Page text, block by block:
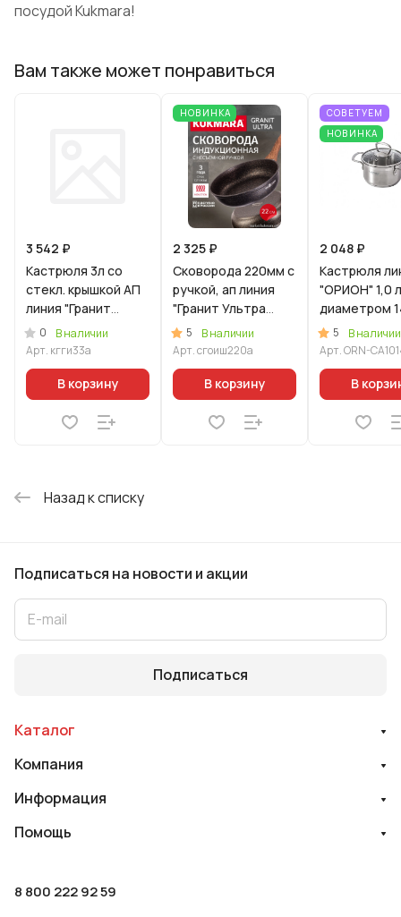
посудой Kukmara!
Вам также может понравиться
3 542 ₽
Кастрюля 3л со
стекл. крышкой АП
линия "Гранит
Ультра
Индукционная"
0
В наличии
Арт. кгги33а
В корзину
НОВИНКА
2 325 ₽
Сковорода 220мм с
ручкой, ап линия
"Гранит Ультра
Индукционная"
(оригинальный)
5
В наличии
Арт.сгоиш220а
В корзину
СОВЕТУЕМ
НОВИНКА
2 048 ₽
Кастрюля
"ОРИОН" 1,0
диаметром
со
крышкой
5
В наличии
Арт.ORN-
В
Назад к списку
Подписаться на новости и акции
Подписаться
Каталог
Компания
Информация
Помощь
8 800 222 92 59